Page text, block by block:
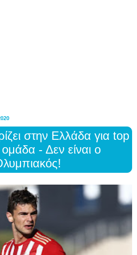
στην Ελλάδα για top
ομάδα - Δεν είναι ο